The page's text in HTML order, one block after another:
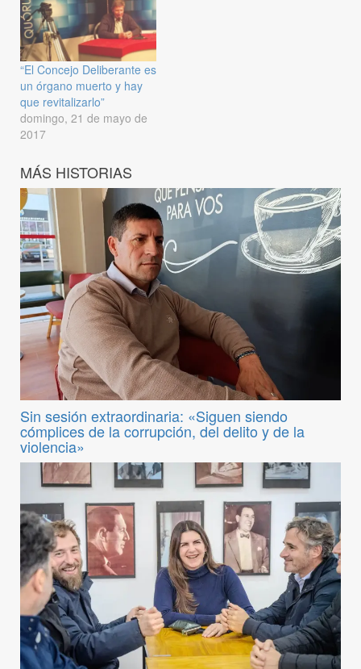
“El Concejo Deliberante es
un órgano muerto y hay
que revitalizarlo”
domingo, 21 de mayo de
2017
MÁS HISTORIAS
Sin sesión extraordinaria: «Siguen siendo
cómplices de la corrupción, del delito y de la
violencia»